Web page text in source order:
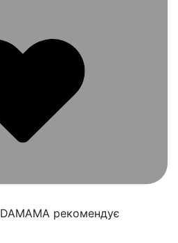
DAMAMA рекомендує